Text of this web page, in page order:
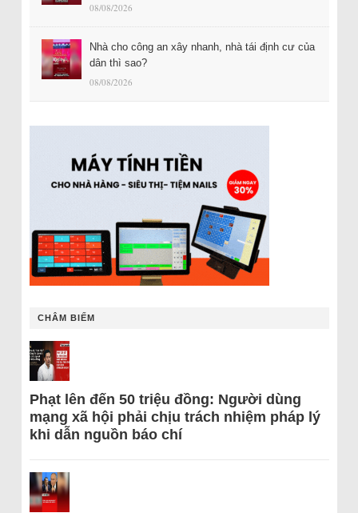
08/08/2026
Nhà cho công an xây nhanh, nhà tái định cư của
dân thì sao?
08/08/2026
CHÂM BIẾM
Phạt lên đến 50 triệu đồng: Người dùng
mạng xã hội phải chịu trách nhiệm pháp lý
khi dẫn nguồn báo chí